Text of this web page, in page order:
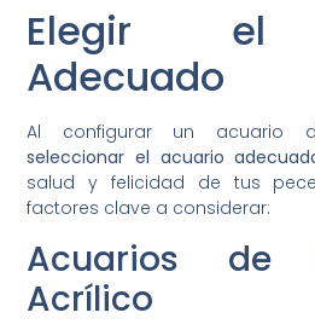
Elegir el
Adecuado
Al configurar un acuario
seleccionar el acuario
salud y felicidad de tus
factores clave a considerar:
Acuarios de
Acrílico